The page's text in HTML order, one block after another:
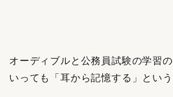
オーディブルと公務員試験の学習
いっても「耳から記憶する」という